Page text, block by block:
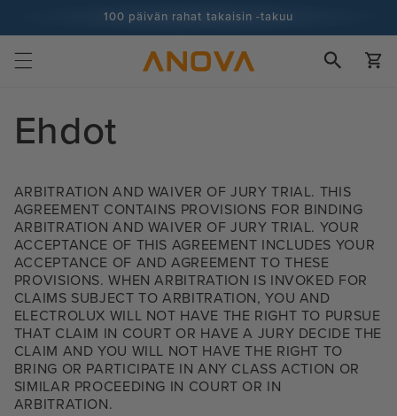
100 päivän rahat takaisin -takuu
100+ miljoonaa kokkia ja yhä enemmän
Ehdot
ARBITRATION AND WAIVER OF JURY TRIAL. THIS
AGREEMENT CONTAINS PROVISIONS FOR BINDING
ARBITRATION AND WAIVER OF JURY TRIAL. YOUR
ACCEPTANCE OF THIS AGREEMENT INCLUDES YOUR
ACCEPTANCE OF AND AGREEMENT TO THESE
PROVISIONS. WHEN ARBITRATION IS INVOKED FOR
CLAIMS SUBJECT TO ARBITRATION, YOU AND
ELECTROLUX WILL NOT HAVE THE RIGHT TO PURSUE
THAT CLAIM IN COURT OR HAVE A JURY DECIDE THE
CLAIM AND YOU WILL NOT HAVE THE RIGHT TO
BRING OR PARTICIPATE IN ANY CLASS ACTION OR
SIMILAR PROCEEDING IN COURT OR IN
ARBITRATION.